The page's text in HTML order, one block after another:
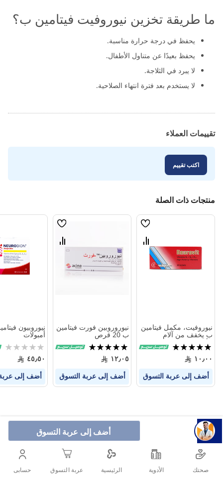
أضف إلى عربة التسوق
ما طريقة تخزين نيوروفيت فيتامين ب؟
يحفظ في درجة حرارة مناسبة.
يحفظ بعيدًا عن متناول الأطفال.
لا يبرد في الثلاجة.
لا يستخدم بعد فترة انتهاء الصلاحية.
تقييمات العملاء
اكتب تقييم
منتجات ذات الصلة
قائمة
قارن
المنتجات
نيوروفيت، مكمل فيتامين
ب يخفف من آلام
الأعصاب - 20 قرص.
تقييم:
100%
١٠٫٠٠
أضف إلى عربة التسوق
قائمة
قارن
نيوروروبين فورت فيتامين
ب 20 قرص
تقييم:
100%
١٢٫٠٥
أضف إلى عربة التسوق
نيوروبيون
أمبولات
Rating:
0%
٤٥٫٥٠
أضف إلى
صحتك الأدوية الرئيسية عربة التسوق حسابى